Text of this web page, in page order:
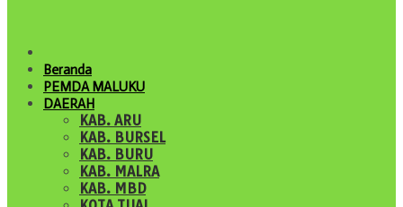
Beranda
PEMDA MALUKU
DAERAH
KAB. ARU
KAB. BURSEL
KAB. BURU
KAB. MALRA
KAB. MBD